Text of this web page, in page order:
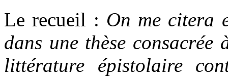
Le recueil : On me citera
dans une thèse consacrée
littérature épistolaire